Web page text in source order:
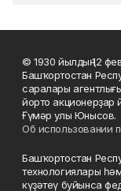
© 1930 йылдың 12
Башҡортостан
саралары
йорто
Ғүмәр улы Юнысов.
Об использовании
Башҡортостан
технологиялары
күҙәтеү буйынса